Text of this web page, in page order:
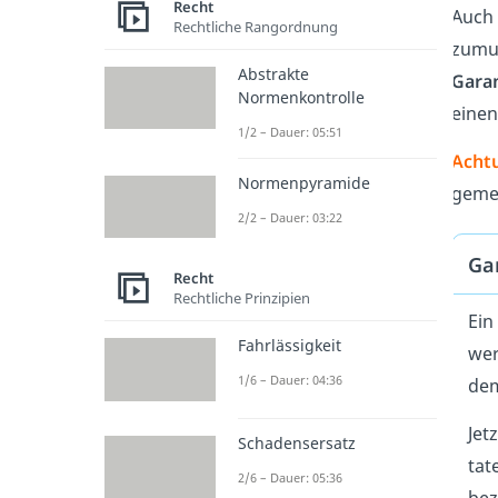
Ein
Recht
Rechtliche Rangordnung
Abstrakte
Normenkontrolle
1/2 – Dauer: 05:51
Normenpyramide
2/2 – Dauer: 03:22
Recht
Rechtliche Prinzipien
Fahrlässigkeit
1/6 – Dauer: 04:36
Schadensersatz
2/6 – Dauer: 05:36